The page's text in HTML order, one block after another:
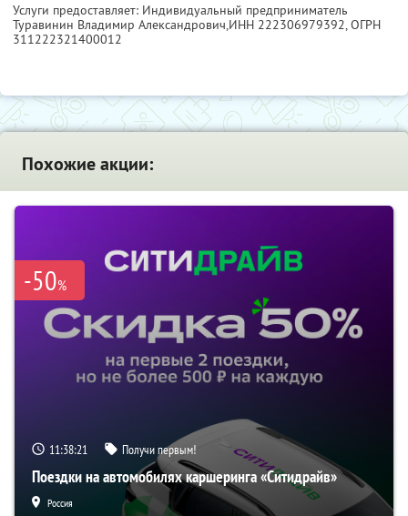
Услуги предоставляет: Индивидуальный предприниматель
Туравинин Владимир Александрович,ИНН 222306979392, ОГРН
311222321400012
Похожие акции:
-50%
11:38:21 Получи первым!
Поездки на автомобилях каршеринга «Ситидрайв»
Россия